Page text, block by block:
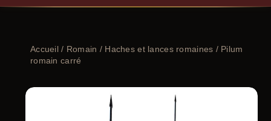
Accueil/ Romain / Haches et lances romaines / Pilum
romain carré